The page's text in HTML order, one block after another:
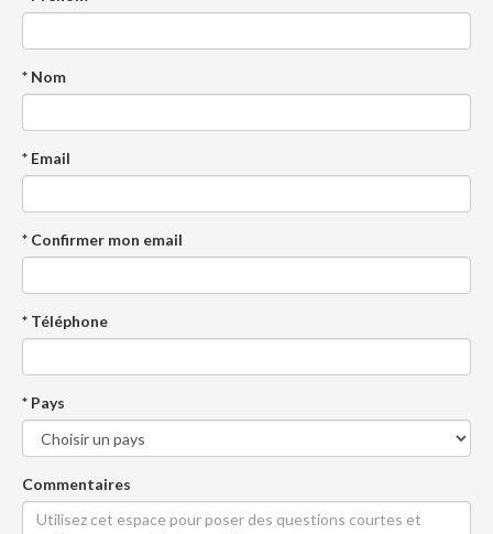
* Nom
* Email
* Confirmer mon email
* Téléphone
* Pays
Commentaires